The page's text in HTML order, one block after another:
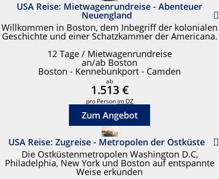
USA Reise: Mietwagenrundreise - Abenteuer
Neuengland
Willkommen in Boston, dem Inbegriff der kolonialen
Geschichte und einer Schatzkammer der Americana.
12 Tage / Mietwagenrundreise
an/ab Boston
Boston - Kennebunkport - Camden
ab
1.513 €
pro Personim DZ
Zum Angebot
USA Reise: Zugreise - Metropolen der Ostküste
Die Ostküstenmetropolen Washington D.C,
Philadelphia, New York und Boston auf entspannte
Weise erkunden